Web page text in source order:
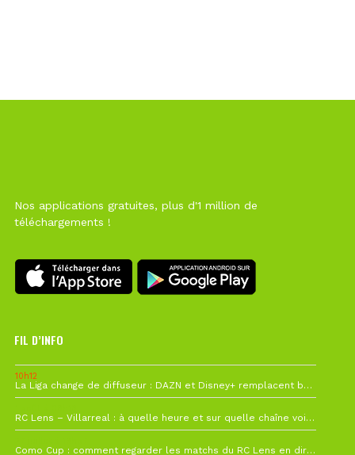
Nos applications gratuites, plus d'1 million de
téléchargements !
FIL D’INFO
10h12
La Liga change de diffuseur : DAZN et Disney+ remplacent beIN Sports !
RC Lens – Villarreal : à quelle heure et sur quelle chaîne voir la finale de la Como Cup ?
Como Cup : comment regarder les matchs du RC Lens en direct ?